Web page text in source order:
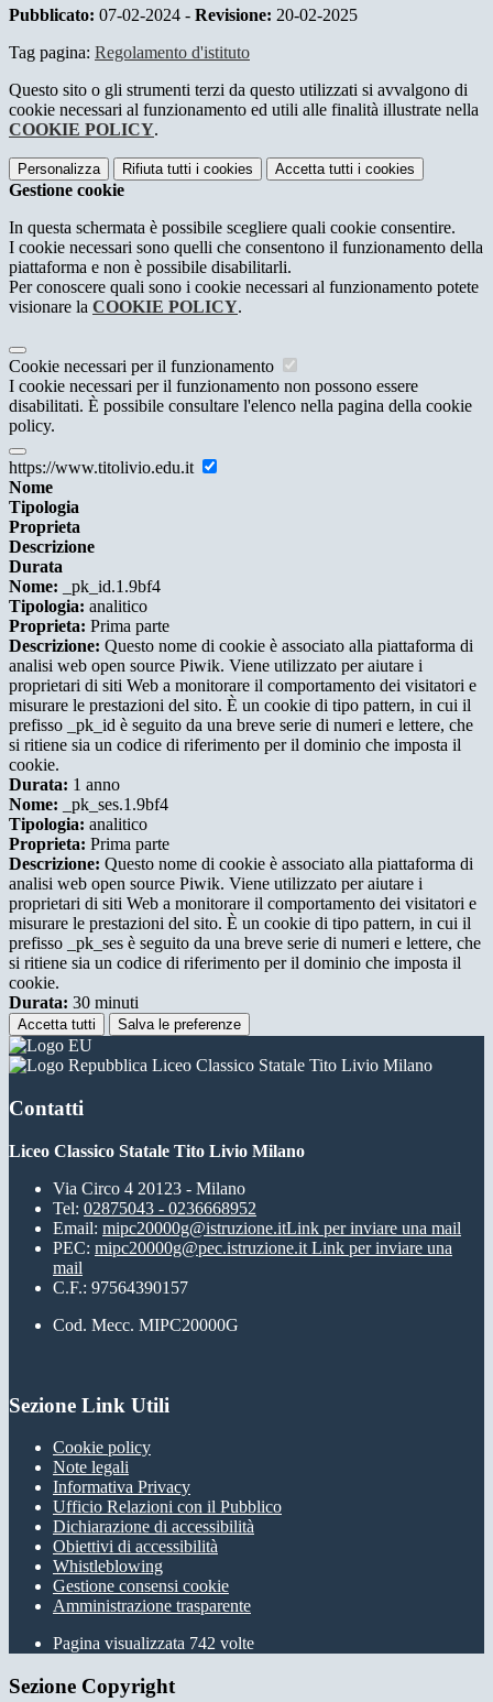
Pubblicato: 07-02-2024 - Revisione: 20-02-2025
Tag pagina: Regolamento d'istituto
Questo sito o gli strumenti terzi da questo utilizzati si avvalgono di
cookie necessari al funzionamento ed utili alle finalità illustrate nella
COOKIE POLICY.
Personalizza Rifiuta tutti i cookies Accetta tutti i cookies
Gestione cookie
In questa schermata è possibile scegliere quali cookie consentire.
I cookie necessari sono quelli che consentono il funzionamento della
piattaforma e non è possibile disabilitarli.
Per conoscere quali sono i cookie necessari al funzionamento potete
visionare la COOKIE POLICY.
Cookie necessari per il funzionamento
I cookie necessari per il funzionamento non possono essere
disabilitati. È possibile consultare l'elenco nella pagina della cookie
policy.
https://www.titolivio.edu.it
Nome
Tipologia
Proprieta
Descrizione
Durata
Nome: _pk_id.1.9bf4
Tipologia: analitico
Proprieta: Prima parte
Descrizione: Questo nome di cookie è associato alla piattaforma di
analisi web open source Piwik. Viene utilizzato per aiutare i
proprietari di siti Web a monitorare il comportamento dei visitatori e
misurare le prestazioni del sito. È un cookie di tipo pattern, in cui il
prefisso _pk_id è seguito da una breve serie di numeri e lettere, che
si ritiene sia un codice di riferimento per il dominio che imposta il
cookie.
Durata: 1 anno
Nome: _pk_ses.1.9bf4
Tipologia: analitico
Proprieta: Prima parte
Descrizione: Questo nome di cookie è associato alla piattaforma di
analisi web open source Piwik. Viene utilizzato per aiutare i
proprietari di siti Web a monitorare il comportamento dei visitatori e
misurare le prestazioni del sito. È un cookie di tipo pattern, in cui il
prefisso _pk_ses è seguito da una breve serie di numeri e lettere, che
si ritiene sia un codice di riferimento per il dominio che imposta il
cookie.
Durata: 30 minuti
Accetta tutti Salva le preferenze
Liceo Classico Statale Tito Livio Milano
Contatti
Liceo Classico Statale Tito Livio Milano
Via Circo 4 20123 - Milano
Tel: 02875043 - 0236668952
Email: mipc20000g@istruzione.itLink per inviare una mail
PEC: mipc20000g@pec.istruzione.it Link per inviare una
mail
C.F.: 97564390157
Cod. Mecc. MIPC20000G
Sezione Link Utili
Cookie policy
Note legali
Informativa Privacy
Ufficio Relazioni con il Pubblico
Dichiarazione di accessibilità
Obiettivi di accessibilità
Whistleblowing
Gestione consensi cookie
Amministrazione trasparente
Pagina visualizzata 742 volte
Sezione Copyright